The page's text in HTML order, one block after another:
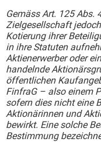
Gemäss Art. 125 Abs.
Zielgesellschaft
Kotierung ihrer
in ihre Statuten
Aktienerwerber oder
handelnde
öffentlichen
FinfraG – also einem
sofern dies nicht eine
Aktionärinnen und
bewirkt. Eine solche
Bestimmung